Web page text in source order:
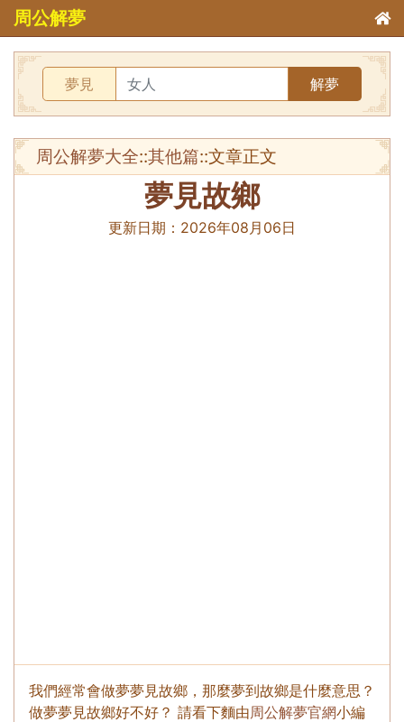
周公解夢
夢見 解夢
周公解夢大全::其他篇::文章正文
夢見故鄉
更新日期： 2026年08月06日
我們經常會做夢夢見故鄉，那麼夢到故鄉是什麼意思？
做夢夢見故鄉好不好？ 請看下麵由周公解夢官網小編